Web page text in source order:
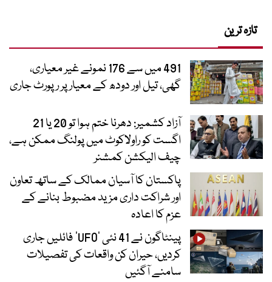
تازہ ترین
491 میں سے 176 نمونے غیر معیاری،
گھی، تیل اور دودھ کے معیار پر رپورٹ جاری
آزاد کشمیر: دھرنا ختم ہوا تو 20 یا 21
اگست کو راولاکوٹ میں پولنگ ممکن ہے،
چیف الیکشن کمشنر
پاکستان کا آسیان ممالک کے ساتھ تعاون
اور شراکت داری مزید مضبوط بنانے کے
عزم کا اعادہ
پینٹاگون نے 41 نئی ’UFO‘ فائلیں جاری
کردیں، حیران کن واقعات کی تفصیلات
سامنے آگئیں